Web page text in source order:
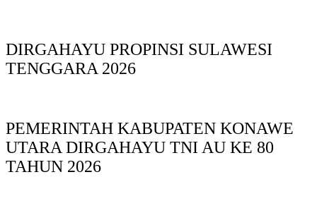
DIRGAHAYU PROPINSI SULAWESI
TENGGARA 2026
PEMERINTAH KABUPATEN KONAWE
UTARA DIRGAHAYU TNI AU KE 80
TAHUN 2026